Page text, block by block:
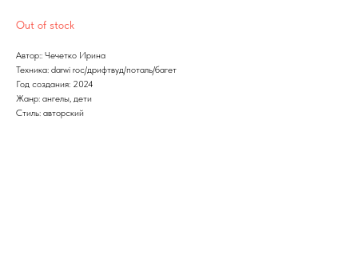
Out of stock
Автор:: Чечетко Ирина
Техника: darwi roc/дрифтвуд/поталь/багет
Год создания: 2024
Жанр: ангелы, дети
Стиль: авторский